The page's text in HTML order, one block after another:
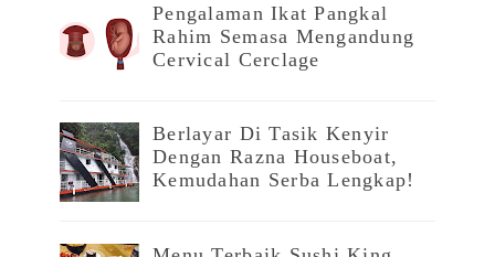
Pengalaman Ikat Pangkal
Rahim Semasa Mengandung
Cervical Cerclage
Berlayar Di Tasik Kenyir
Dengan Razna Houseboat,
Kemudahan Serba Lengkap!